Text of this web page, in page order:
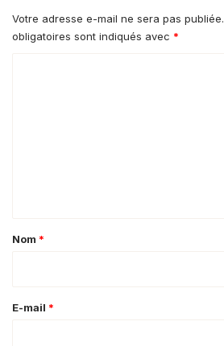
Votre adresse e-mail ne sera pas publiée.
obligatoires sont indiqués avec *
a
e
Nom *
E-mail *